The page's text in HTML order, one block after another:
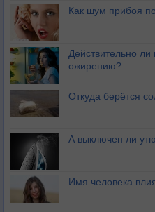
Как шум прибоя
Действительно
ожирению?
Откуда берётся
А выключен ли
Имя человека